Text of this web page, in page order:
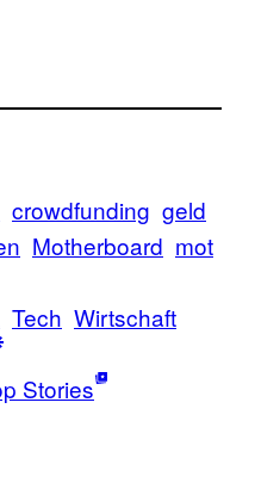
crowdfunding geld
Motherboard mot
Tech Wirtschaft
Stories